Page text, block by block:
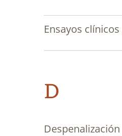
Ensayos
D
Despenalización